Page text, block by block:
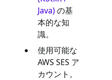
Java)の基
本的な知
識。
使用可能な
AWS SES ア
カウント。